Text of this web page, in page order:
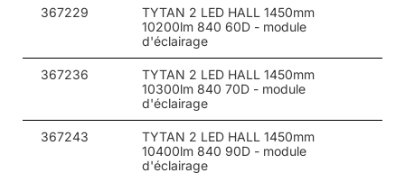
367229
TYTAN 2 LED HALL 1450mm
10200lm 840 60D - module
d'éclairage
367236
TYTAN 2 LED HALL 1450mm
10300lm 840 70D - module
d'éclairage
367243
TYTAN 2 LED HALL 1450mm
10400lm 840 90D - module
d'éclairage